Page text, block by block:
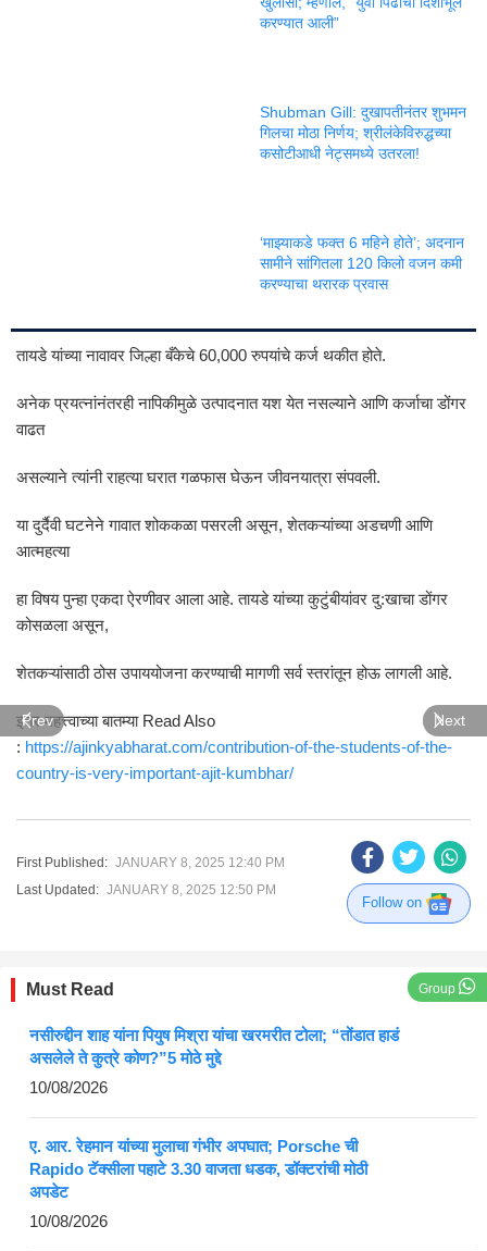
Group
करण्यात आली”
Shubman Gill: दुखापतीनंतर शुभमन
गिलचा मोठा निर्णय; श्रीलंकेविरुद्धच्या
कसोटीआधी नेट्समध्ये उतरला!
‘माझ्याकडे फक्त 6 महिने होते’; अदनान
सामीने सांगितला 120 किलो वजन कमी
करण्याचा थरारक प्रवास
तायडे यांच्या नावावर जिल्हा बँकेचे 60,000 रुपयांचे कर्ज थकीत होते.
अनेक प्रयत्नांनंतरही नापिकीमुळे उत्पादनात यश येत नसल्याने आणि कर्जाचा डोंगर
वाढत
असल्याने त्यांनी राहत्या घरात गळफास घेऊन जीवनयात्रा संपवली.
या दुर्दैवी घटनेने गावात शोककळा पसरली असून, शेतकऱ्यांच्या अडचणी आणि
आत्महत्या
हा विषय पुन्हा एकदा ऐरणीवर आला आहे. तायडे यांच्या कुटुंबीयांवर दु:खाचा डोंगर
कोसळला असून,
शेतकऱ्यांसाठी ठोस उपाययोजना करण्याची मागणी सर्व स्तरांतून होऊ लागली आहे.
इतर महत्त्वाच्या बातम्या Read Also
: https://ajinkyabharat.com/contribution-of-the-students-of-the-
country-is-very-important-ajit-kumbhar/
First Published: JANUARY 8, 2025 12:40 PM
Last Updated: JANUARY 8, 2025 12:50 PM
Follow on
Prev Next
Must Read
नसीरुद्दीन शाह यांना पियुष मिश्रा यांचा खरमरीत टोला; “तोंडात हाडं
असलेले ते कुत्रे कोण?”5 मोठे मुद्दे
10/08/2026
ए. आर. रेहमान यांच्या मुलाचा गंभीर अपघात; Porsche ची
Rapido टॅक्सीला पहाटे 3.30 वाजता धडक, डॉक्टरांची मोठी
अपडेट
10/08/2026